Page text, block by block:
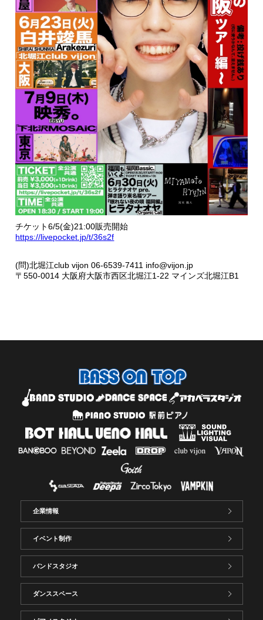
チケット6/5(金)21:00販売開始
https://livepocket.jp/t/36s2f
(問)北堀江club vijon 06-6539-7411 info@vijon.jp
〒550-0014 大阪府大阪市西区北堀江1-22 マインズ北堀江B1
企業情報
イベント制作
バンドスタジオ
ダンススペース